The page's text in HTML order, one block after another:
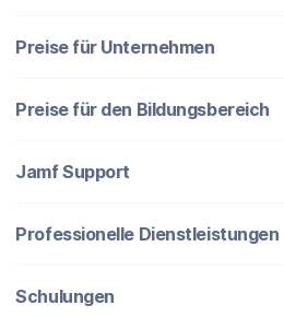
Preise für Unternehmen
Preise für den Bildungsbereich
Jamf Support
Professionelle Dienstleistungen
Schulungen